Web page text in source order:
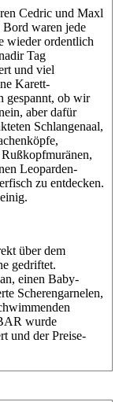
Cedric und Maxl
waren jede
wieder ordentlich
Tag
und viel
Karett-
gespannt, ob wir
aber dafür
Schlangenaal,
Leoparden-
zu entdecken.
über dem
gedriftet.
einen Baby-
Scherengarnelen,
wurde
und der Preise-